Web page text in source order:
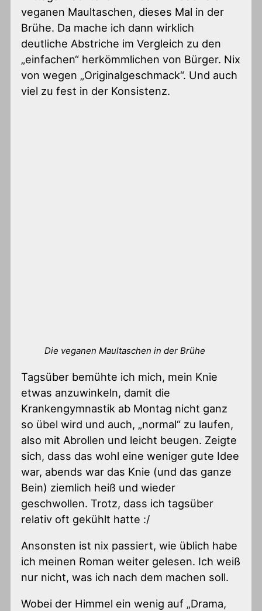
veganen Maultaschen, dieses Mal in der
Brühe. Da mache ich dann wirklich
deutliche Abstriche im Vergleich zu den
„einfachen“ herkömmlichen von Bürger. Nix
von wegen „Originalgeschmack“. Und auch
viel zu fest in der Konsistenz.
Die veganen Maultaschen in der Brühe
Tagsüber bemühte ich mich, mein Knie
etwas anzuwinkeln, damit die
Krankengymnastik ab Montag nicht ganz
so übel wird und auch, „normal“ zu laufen,
also mit Abrollen und leicht beugen. Zeigte
sich, dass das wohl eine weniger gute Idee
war, abends war das Knie (und das ganze
Bein) ziemlich heiß und wieder
geschwollen. Trotz, dass ich tagsüber
relativ oft gekühlt hatte :/
Ansonsten ist nix passiert, wie üblich habe
ich meinen Roman weiter gelesen. Ich weiß
nur nicht, was ich nach dem machen soll.
Wobei der Himmel ein wenig auf „Drama,